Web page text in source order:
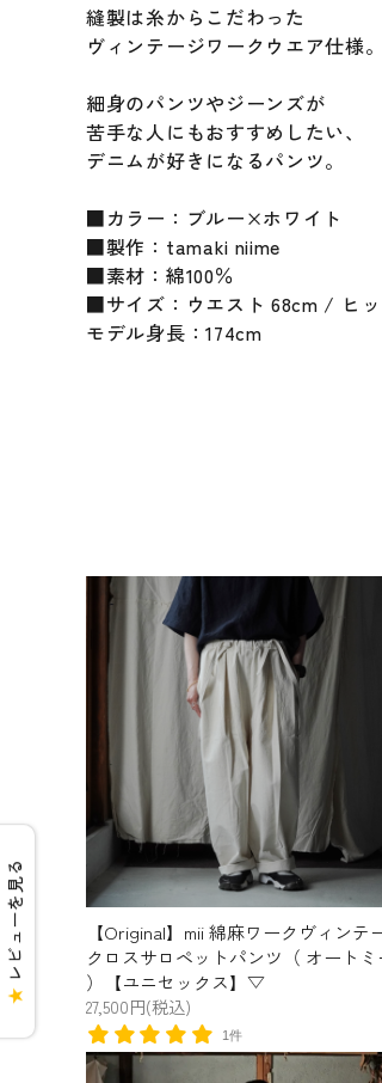
縫製は糸からこだわった
ヴィンテージワークウエア仕様。
細身のパンツやジーンズが
苦手な人にもおすすめしたい、
デニムが好きになるパンツ。
■カラー：ブルー×ホワイト
■製作：tamaki niime
■素材：綿100％
■サイズ：ウエスト 68cm / ヒ
モデル身長：174cm
【Original】mii 綿麻ワークヴィンテ
クロスサロペットパンツ（ オート
）【ユニセックス】▽
27,500円(税込)
1件
★
レビューを見る